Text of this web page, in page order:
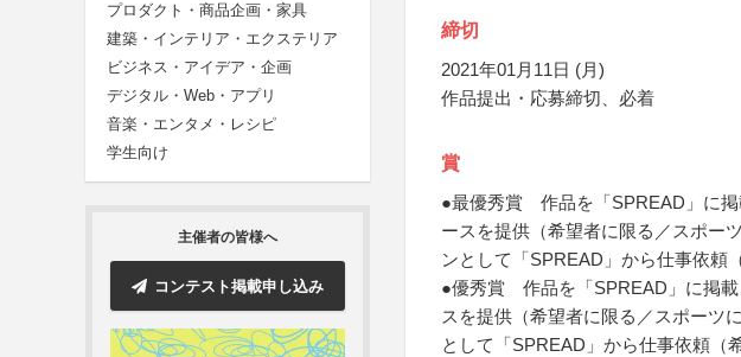
プロダクト・商品企画・家具
建築・インテリア・エクステリア
ビジネス・アイデア・企画
デジタル・Web・アプリ
音楽・エンタメ・レシピ
学生向け
主催者の皆様へ
コンテスト掲載申し込み
締切
2021年01月11日 (月)
作品提出・応募締切、必着
賞
●最優秀賞 作品を「SPREAD」に
ースを提供（希望者に限る／スポー
ンとして「SPREAD」から仕事依頼
●優秀賞 作品を「SPREAD」に掲
スを提供（希望者に限る／スポーツ
として「SPREAD」から仕事依頼（